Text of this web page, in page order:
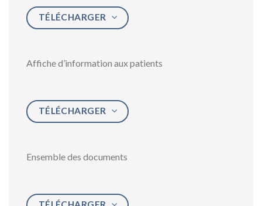
TÉLÉCHARGER
Affiche d’information aux patients
TÉLÉCHARGER
Ensemble des documents